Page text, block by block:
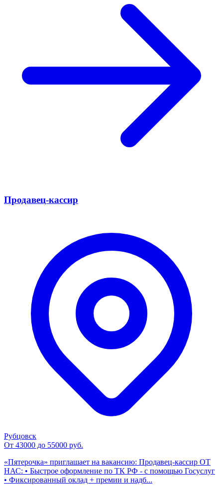
Продавец-кассир
Рубцовск
От 43000 до 55000 руб.
«Пятерочка» приглашает на вакансию: Продавец-кассир ОТ
НАС: • Быстрое оформление по ТК РФ - с помощью Госуслуг
• Фиксированный оклад + премии и надб...